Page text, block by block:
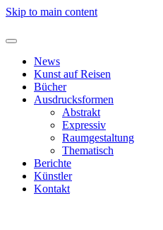
Skip to main content
News
Kunst auf Reisen
Bücher
Ausdrucksformen
Abstrakt
Expressiv
Raumgestaltung
Thematisch
Berichte
Künstler
Kontakt